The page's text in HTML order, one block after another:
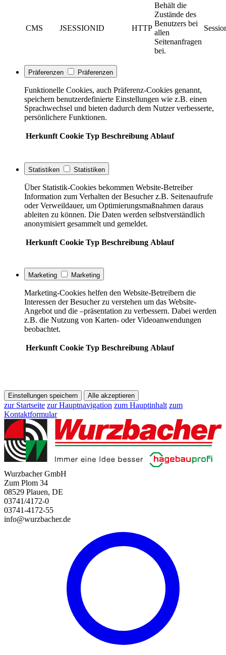
CMS JSESSIONID HTTP
Behält die
Zustände des
Benutzers bei
allen
Seitenanfragen
bei.
Präferenzen Präferenzen
Funktionelle Cookies, auch Präferenz-Cookies genannt,
speichern benutzerdefinierte Einstellungen wie z.B. einen
Sprachwechsel und bieten dadurch dem Nutzer verbesserte,
persönlichere Funktionen.
Herkunft Cookie Typ Beschreibung Ablauf
Statistiken Statistiken
Über Statistik-Cookies bekommen Website-Betreiber
Information zum Verhalten der Besucher z.B. Seitenaufrufe
oder Verweildauer, um Optimierungsmaßnahmen daraus
ableiten zu können. Die Daten werden selbstverständlich
anonymisiert gesammelt und gemeldet.
Herkunft Cookie Typ Beschreibung Ablauf
Marketing Marketing
Marketing-Cookies helfen den Website-Betreibern die
Interessen der Besucher zu verstehen um das Website-
Angebot und die –präsentation zu verbessern. Dabei werden
z.B. die Nutzung von Karten- oder Videoanwendungen
beobachtet.
Herkunft Cookie Typ Beschreibung Ablauf
Einstellungen speichern Alle akzeptieren
zur Startseite zur Hauptnavigation zum Hauptinhalt zum
Kontaktformular
Wurzbacher GmbH
Zum Plom 34
08529 Plauen, DE
03741/4172-0
03741-4172-55
info@wurzbacher.de